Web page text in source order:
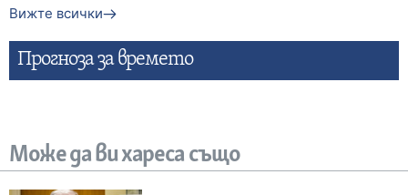
Вижте всички
Прогнозa за времето
Може да ви хареса също